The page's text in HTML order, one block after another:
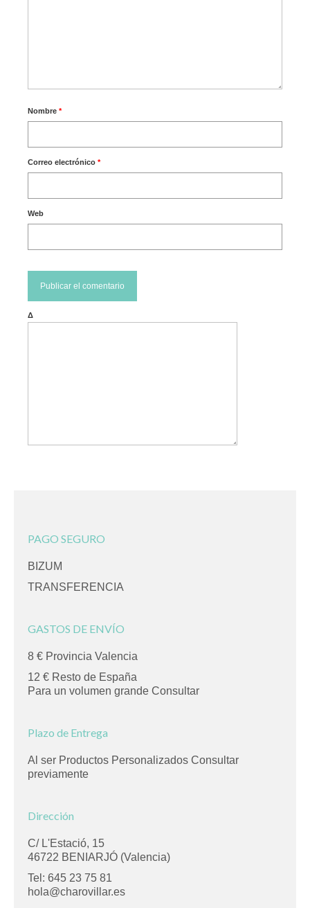
Nombre *
Correo electrónico *
Web
Δ
PAGO SEGURO
BIZUM
TRANSFERENCIA
GASTOS DE ENVÍO
8 € Provincia Valencia
12 € Resto de España
Para un volumen grande Consultar
Plazo de Entrega
Al ser Productos Personalizados Consultar
previamente
Dirección
C/ L'Estació, 15
46722 BENIARJÓ (Valencia)
Tel: 645 23 75 81
hola@charovillar.es